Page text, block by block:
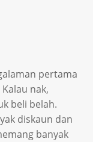
pertama
nak,
beli belah.
diskaun dan
banyak